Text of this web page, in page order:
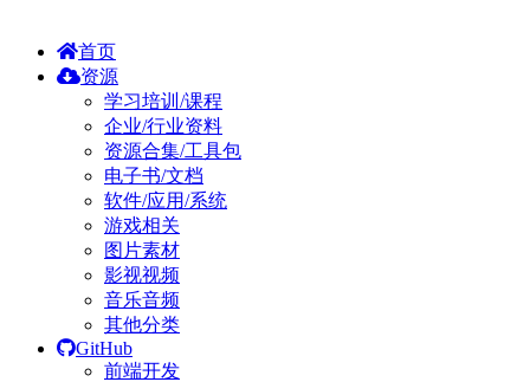
首页
资源
学习培训/课程
企业/行业资料
资源合集/工具包
电子书/文档
软件/应用/系统
游戏相关
图片素材
影视视频
音乐音频
其他分类
GitHub
前端开发